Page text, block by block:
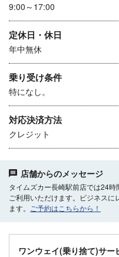
9:00～17:00
定休日・休日
年中無休
乗り受け条件
特になし。
対応決済方法
クレジット
店舗からのメッセージ
タイムズカー長崎駅前店では24
ご利用いただけます。ビジネスに
ます。
ご予約はこちらから！
ワンウェイ(乗り捨て)サ